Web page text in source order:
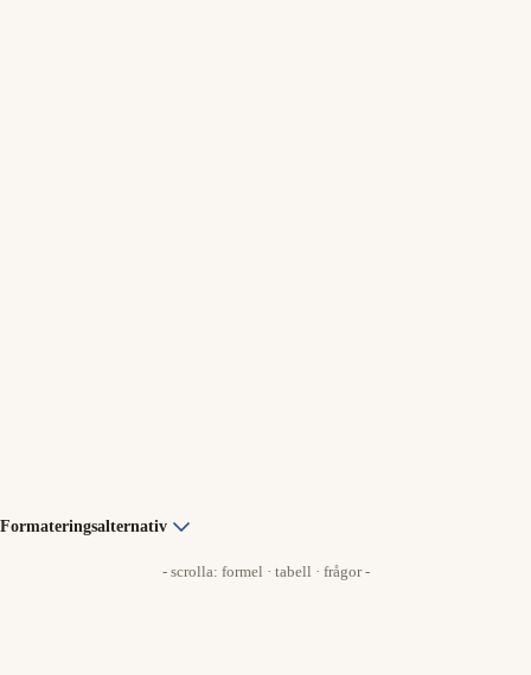
Formateringsalternativ
- scrolla: formel · tabell · frågor -